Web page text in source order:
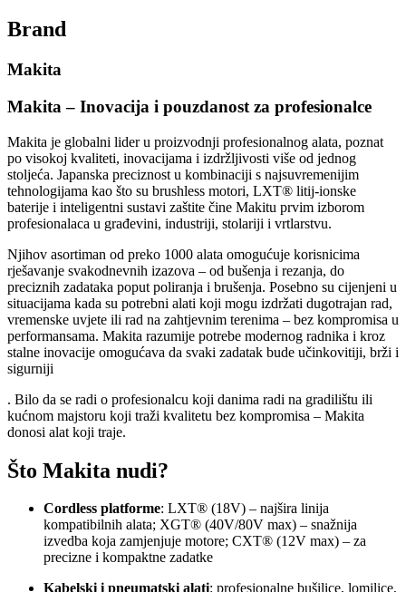
Brand
Makita
Makita – Inovacija i pouzdanost za profesionalce
Makita je globalni lider u proizvodnji profesionalnog alata, poznat
po visokoj kvaliteti, inovacijama i izdržljivosti više od jednog
stoljeća. Japanska preciznost u kombinaciji s najsuvremenijim
tehnologijama kao što su brushless motori, LXT® litij-ionske
baterije i inteligentni sustavi zaštite čine Makitu prvim izborom
profesionalaca u građevini, industriji, stolariji i vrtlarstvu.
Njihov asortiman od preko 1000 alata omogućuje korisnicima
rješavanje svakodnevnih izazova – od bušenja i rezanja, do
preciznih zadataka poput poliranja i brušenja. Posebno su cijenjeni u
situacijama kada su potrebni alati koji mogu izdržati dugotrajan rad,
vremenske uvjete ili rad na zahtjevnim terenima – bez kompromisa u
performansama. Makita razumije potrebe modernog radnika i kroz
stalne inovacije omogućava da svaki zadatak bude učinkovitiji, brži i
sigurniji
. Bilo da se radi o profesionalcu koji danima radi na gradilištu ili
kućnom majstoru koji traži kvalitetu bez kompromisa – Makita
donosi alat koji traje.
Što Makita nudi?
Cordless platforme: LXT® (18V) – najšira linija
kompatibilnih alata; XGT® (40V/80V max) – snažnija
izvedba koja zamjenjuje motore; CXT® (12V max) – za
precizne i kompaktne zadatke
Kabelski i pneumatski alati: profesionalne bušilice, lomilice,